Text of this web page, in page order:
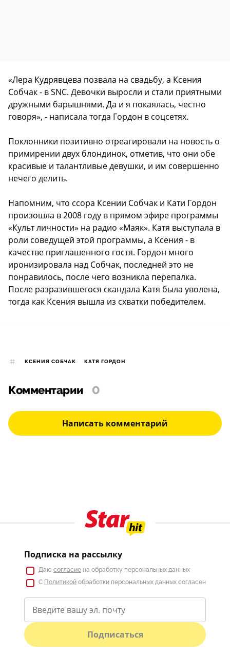
«Лера Кудрявцева позвала на свадьбу, а Ксения
Собчак - в SNC. Девочки выросли и стали приятными
дружными барышнями. Да и я покаялась, честно
говоря», - написала тогда Гордон в соцсетях.
Поклонники позитивно отреагировали на новость о
примирении двух блондинок, отметив, что они обе
красивые и талантливые девушки, и им совершенно
нечего делить.
Напомним, что ссора Ксении Собчак и Кати Гордон
произошла в 2008 году в прямом эфире программы
«Культ личности» на радио «Маяк». Катя выступала в
роли соведущей этой программы, а Ксения - в
качестве приглашенного гостя. Гордон много
иронизировала над Собчак, последней это не
понравилось, после чего возникла перепалка.
После разразившегося скандала Катя была уволена,
тогда как Ксения вышла из схватки победителем.
КСЕНИЯ СОБЧАК КАТЯ ГОРДОН
Комментарии 0
Написать комментарий
Подписка на рассылку
Даю согласие на обработку персональных данных
С Политикой обработки персональных данных согласен
Подписаться